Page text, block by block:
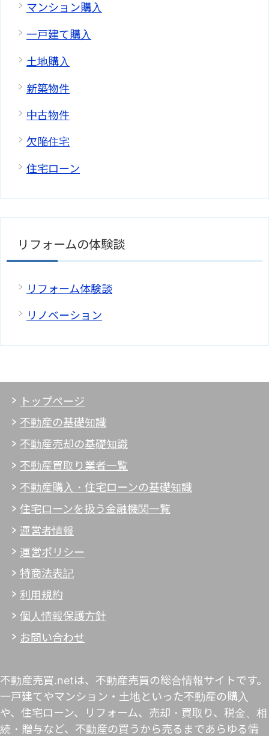
マンション購入
一戸建て購入
土地購入
新築物件
中古物件
欠陥住宅
住宅ローン
リフォームの体験談
リフォーム体験談
リノベーション
トップページ
不動産の基礎知識
不動産売却の基礎知識
不動産買取り業者一覧
不動産購入・住宅ローンの基礎知識
住宅ローンを扱う金融機関一覧
運営者情報
運営ポリシー
特商法表記
利用規約
個人情報保護方針
お問い合わせ
不動産売買.netは、不動産売買の総合情報サイトです。
一戸建てやマンション・土地といった不動産の購入
や、住宅ローン、リフォーム、売却・買取り、税金、相
続・贈与など、不動産の買うから売るまであらゆる情